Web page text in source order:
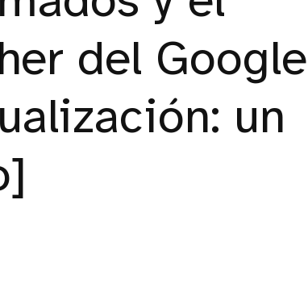
del Google
un